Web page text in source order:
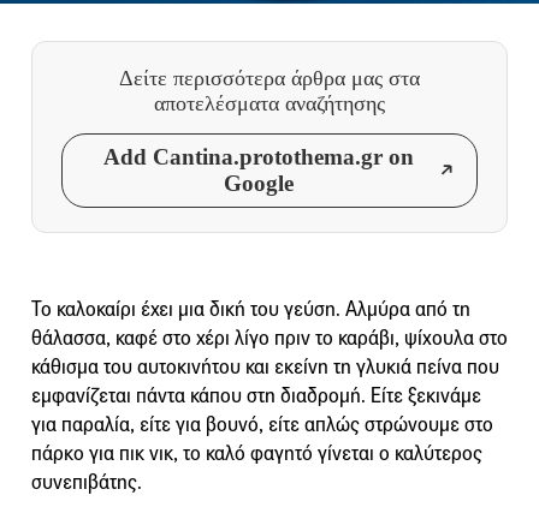
Δείτε περισσότερα άρθρα μας στα
αποτελέσματα αναζήτησης
Add Cantina.protothema.gr on
Google
Το καλοκαίρι έχει μια δική του γεύση. Αλμύρα από τη
θάλασσα, καφέ στο χέρι λίγο πριν το καράβι, ψίχουλα στο
κάθισμα του αυτοκινήτου και εκείνη τη γλυκιά πείνα που
εμφανίζεται πάντα κάπου στη διαδρομή. Είτε ξεκινάμε
για παραλία, είτε για βουνό, είτε απλώς στρώνουμε στο
πάρκο για πικ νικ, το καλό φαγητό γίνεται ο καλύτερος
συνεπιβάτης.